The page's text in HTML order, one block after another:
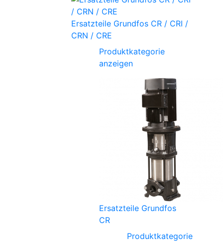
Ersatzteile Grundfos CR / CRI /
CRN / CRE
Produktkategorie
anzeigen
Ersatzteile Grundfos
CR
Produktkategorie